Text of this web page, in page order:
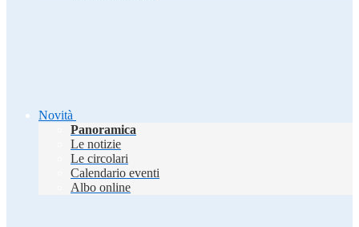
Novità
Panoramica
Le notizie
Le circolari
Calendario eventi
Albo online